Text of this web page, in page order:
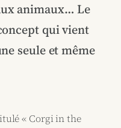
animaux… Le
qui vient
seule et même
« Corgi in the